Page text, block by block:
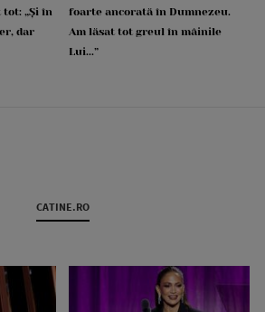
„Și în
dar
foarte ancorată în Dumnezeu.
Am lăsat tot greul în mâinile
Lui...”
CATINE.RO